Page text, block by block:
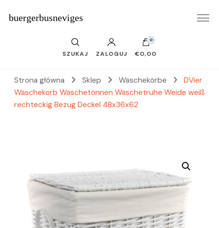
buergerbusneviges
SZUKAJ ZALOGUJ
0
€0,00
Strona główna Sklep Wäschekörbe
DVier
Wäschekorb Wäschetonnen Wäschetruhe Weide weiß
rechteckig Bezug Deckel 48x36x62